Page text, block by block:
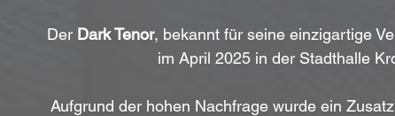
Der Dark Tenor, bekannt für seine einzigartige
im April 2025 in der Stadthalle
Aufgrund der hohen Nachfrage wurde ein